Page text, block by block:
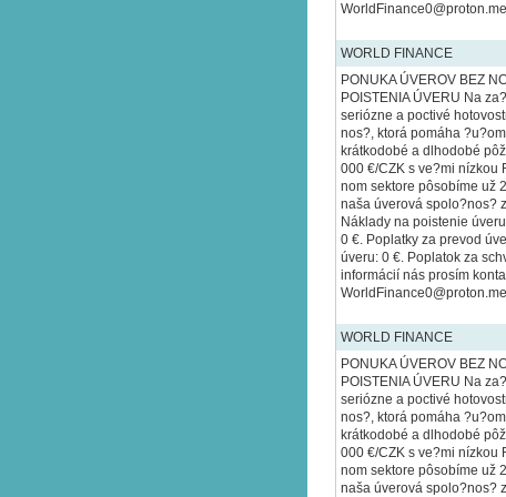
WORLD FINANCE
PONUKA ÚVEROV BEZ
POISTENIA ÚVERU Na
seriózne a poctivé
nos?, ktorá pomáha
krátkodobé a dlhodobé
000 €/CZK s ve?mi nízkou
nom sektore pôsobíme už
naša úverová spolo?nos?
Náklady na poistenie
0 €. Poplatky za prevod
úveru: 0 €. Poplatok za
informácií nás prosím
WORLD FINANCE
PONUKA ÚVEROV BEZ
POISTENIA ÚVERU Na
seriózne a poctivé
nos?, ktorá pomáha
krátkodobé a dlhodobé
000 €/CZK s ve?mi nízkou
nom sektore pôsobíme už
naša úverová spolo?nos?